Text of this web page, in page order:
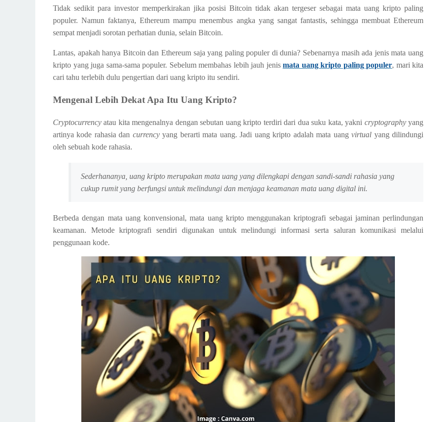
Tidak sedikit para investor memperkirakan jika posisi Bitcoin tidak akan tergeser sebagai mata uang kripto paling
populer. Namun faktanya, Ethereum mampu menembus angka yang sangat fantastis, sehingga membuat Ethereum
sempat menjadi sorotan perhatian dunia, selain Bitcoin.
Lantas, apakah hanya Bitcoin dan Ethereum saja yang paling populer di dunia? Sebenarnya masih ada jenis mata uang
kripto yang juga sama-sama populer. Sebelum membahas lebih jauh jenis mata uang kripto paling populer, mari kita
cari tahu terlebih dulu pengertian dari uang kripto itu sendiri.
Mengenal Lebih Dekat Apa Itu Uang Kripto?
Cryptocurrency atau kita mengenalnya dengan sebutan uang kripto terdiri dari dua suku kata, yakni cryptographyyang
artinya kode rahasia dan currencyyang berarti mata uang. Jadi uang kripto adalah mata uangvirtual yang dilindungi
oleh sebuah kode rahasia.
Sederhananya, uang kripto merupakan mata uang yang dilengkapi dengan sandi-sandi rahasia yang
cukup rumit yang berfungsi untuk melindungi dan menjaga keamanan mata uang digital ini.
Berbeda dengan mata uang konvensional, mata uang kripto menggunakan kriptografi sebagai jaminan perlindungan
keamanan. Metode kriptografi sendiri digunakan untuk melindungi informasi serta saluran komunikasi melalui
penggunaan kode.